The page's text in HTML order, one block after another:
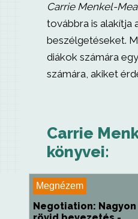
Carrie Menkel-
továbbra is alakítja
beszélgetéseket.
diákok számára
számára, akiket
Carrie
könyvei:
Megnézem
Negotiation: Nagyon